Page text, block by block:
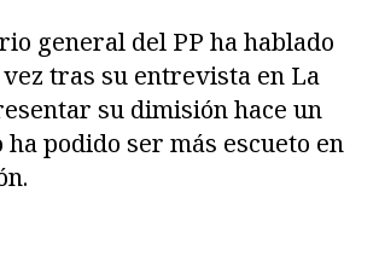
general del PP ha hablado
tras su entrevista en La
su dimisión hace un
ha podido ser más escueto en